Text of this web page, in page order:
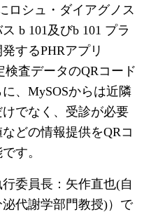
ロシュ・ダイアグノス
b 101及びb 101 プラ
するPHRアプリ
検査データのQRコード
、MySOSからは近隣
でなく、受診が必要
どの情報提供をQRコ
す。
委員長：矢作直也(自
代謝学部門教授)）で